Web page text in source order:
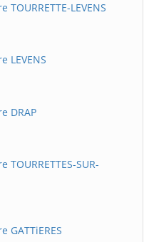
LEVENS
LEVENS
DRAP
SUR-